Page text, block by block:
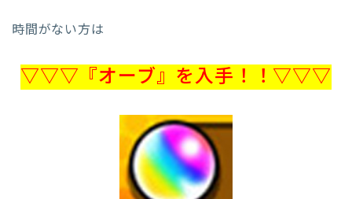
時間がない方は
▽▽▽『オーブ』を入手！！▽▽▽